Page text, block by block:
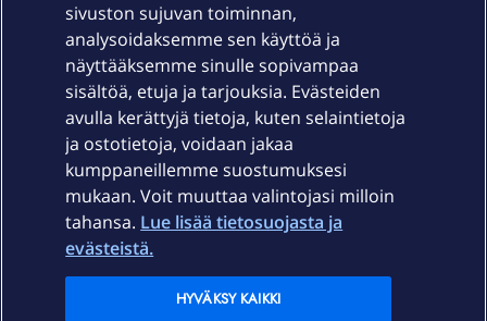
Laitteet & liittymät
Palvelut
Ajankohtaista
Elisa Oyj
sivuston sujuvan toiminnan,
analysoidaksemme sen käyttöä ja
näyttääksemme sinulle sopivampaa
sisältöä, etuja ja tarjouksia. Evästeiden
avulla kerättyjä tietoja, kuten selaintietoja
ja ostotietoja, voidaan jakaa
kumppaneillemme suostumuksesi
mukaan. Voit muuttaa valintojasi milloin
tahansa. Lue lisää tietosuojasta ja
evästeistä.
HYVÄKSY KAIKKI